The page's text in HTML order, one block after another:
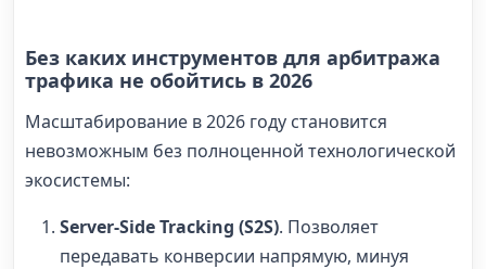
Без каких инструментов для арбитража
трафика не обойтись в 2026
Масштабирование в 2026 году становится
невозможным без полноценной технологической
экосистемы:
Server-Side Tracking (S2S). Позволяет
передавать конверсии напрямую, минуя